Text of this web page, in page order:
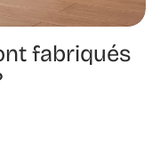
fabriqués